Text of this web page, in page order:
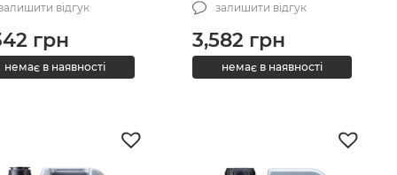
відгук
грн
немає в наявності
залишити відгук
3,582 грн
немає в наявності